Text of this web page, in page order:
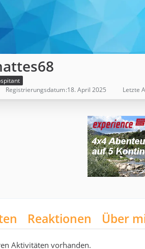
Registrierungsdatum 18. April 2025 Letzte
Reaktionen Über
Aktivitäten vorhanden.